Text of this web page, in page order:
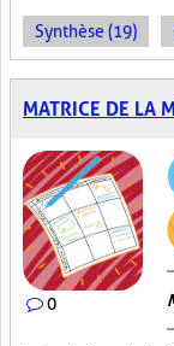
Synthèse (19)
MATRICE DE LA
0